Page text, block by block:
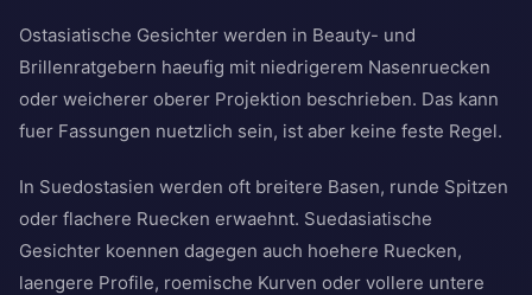
Ostasiatische Gesichter werden in Beauty- und
Brillenratgebern haeufig mit niedrigerem Nasenruecken
oder weicherer oberer Projektion beschrieben. Das kann
fuer Fassungen nuetzlich sein, ist aber keine feste Regel.
In Suedostasien werden oft breitere Basen, runde Spitzen
oder flachere Ruecken erwaehnt. Suedasiatische
Gesichter koennen dagegen auch hoehere Ruecken,
laengere Profile, roemische Kurven oder vollere untere